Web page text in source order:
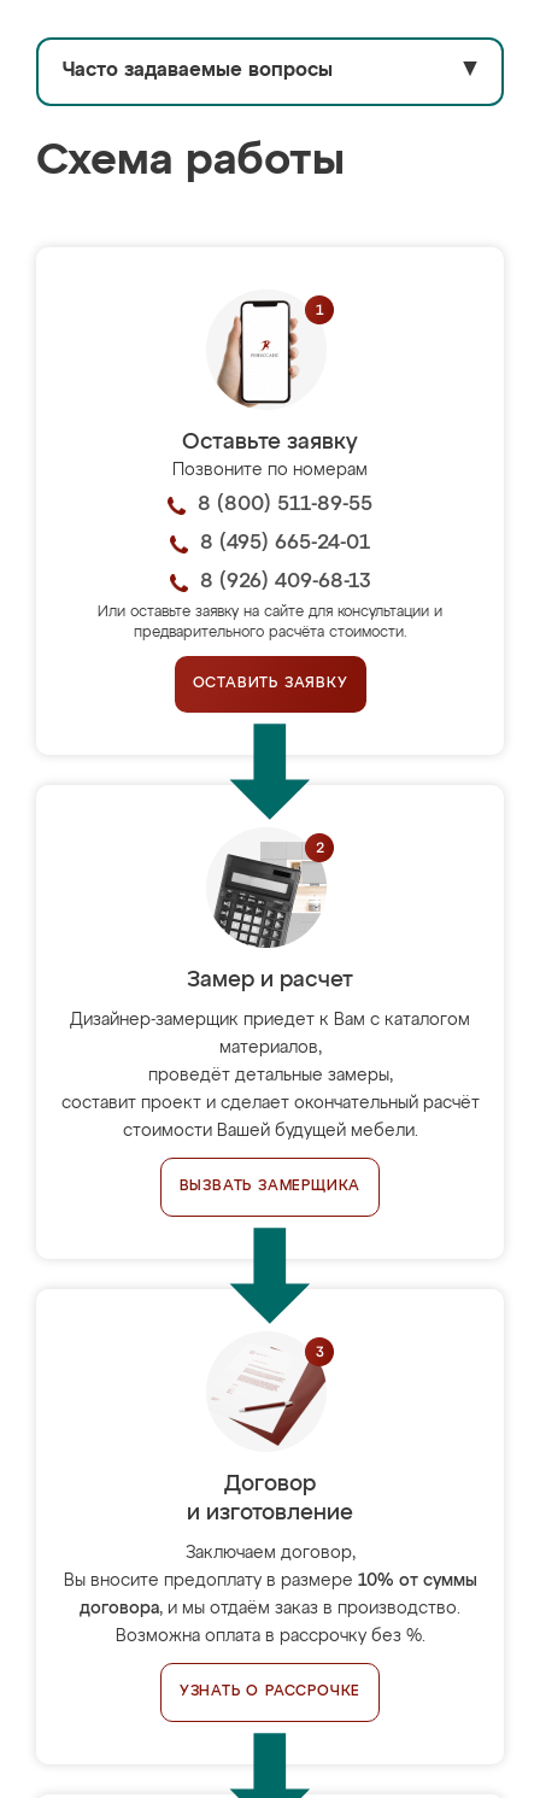
Часто задаваемые вопросы ▼
Схема работы
Оставьте заявку
Позвоните по номерам
8 (800) 511-89-55
8 (495) 665-24-01
8 (926) 409-68-13
Или оставьте заявку на сайте для консультации и
предварительного расчёта стоимости.
ОСТАВИТЬ ЗАЯВКУ
Замер и расчет
Дизайнер-замерщик приедет к Вам с каталогом
материалов,
проведёт детальные замеры,
составит проект и сделает окончательный расчёт
стоимости Вашей будущей мебели.
ВЫЗВАТЬ ЗАМЕРЩИКА
Договор
и изготовление
Заключаем договор,
Вы вносите предоплату в размере 10% от суммы
договора, и мы отдаём заказ в производство.
Возможна оплата в рассрочку без %.
УЗНАТЬ О РАССРОЧКЕ